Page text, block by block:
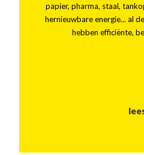
papier, pharma, staal,
hernieuwbare energie... al
hebben efficiënte,